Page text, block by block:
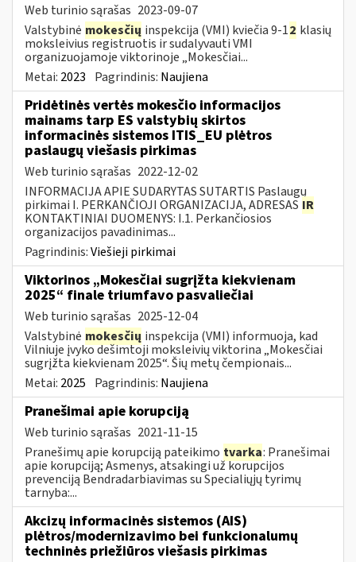
Web turinio sąrašas 2023-09-07
Valstybinė mokesčių inspekcija (VMI) kviečia 9-12 klasių
moksleivius registruotis ir sudalyvauti VMI
organizuojamoje viktorinoje „Mokesčiai...
Metai: 2023 Pagrindinis: Naujiena
Pridėtinės vertės mokesčio informacijos
mainams tarp ES valstybių skirtos
informacinės sistemos ITIS_EU plėtros
paslaugų viešasis pirkimas
Web turinio sąrašas 2022-12-02
INFORMACIJA APIE SUDARYTAS SUTARTIS Paslaugų
pirkimai I. PERKANČIOJI ORGANIZACIJA, ADRESAS IR
KONTAKTINIAI DUOMENYS: I.1. Perkančiosios
organizacijos pavadinimas...
Pagrindinis:Viešieji pirkimai
Viktorinos „Mokesčiai sugrįžta kiekvienam
2025“ finale triumfavo pasvaliečiai
Web turinio sąrašas 2025-12-04
Valstybinė mokesčių inspekcija (VMI) informuoja, kad
Vilniuje įvyko dešimtoji moksleivių viktorina „Mokesčiai
sugrįžta kiekvienam 2025“. Šių metų čempionais...
Metai: 2025 Pagrindinis: Naujiena
Pranešimai apie korupciją
Web turinio sąrašas 2021-11-15
Pranešimų apie korupciją pateikimo tvarka: Pranešimai
apie korupciją; Asmenys, atsakingi už korupcijos
prevenciją Bendradarbiavimas su Specialiųjų tyrimų
tarnyba:...
Akcizų informacinės sistemos (AIS)
plėtros/modernizavimo bei funkcionalumų
techninės priežiūros viešasis pirkimas